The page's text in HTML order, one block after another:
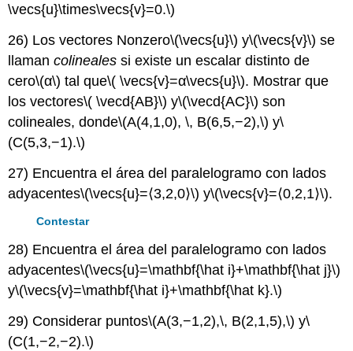
\vecs{u}\times\vecs{v}=0.\)
26) Los vectores Nonzero\(\vecs{u}\) y\(\vecs{v}\) se
llamancolineales si existe un escalar distinto de
cero\(α\) tal que\( \vecs{v}=α\vecs{u}\). Mostrar que
los vectores\( \vecd{AB}\) y\(\vecd{AC}\) son
colineales, donde\(A(4,1,0), \, B(6,5,−2),\) y\
(C(5,3,−1).\)
27) Encuentra el área del paralelogramo con lados
adyacentes\(\vecs{u}=⟨3,2,0⟩\) y\(\vecs{v}=⟨0,2,1⟩\).
Contestar
28) Encuentra el área del paralelogramo con lados
adyacentes\(\vecs{u}=\mathbf{\hat i}+\mathbf{\hat j}\)
y\(\vecs{v}=\mathbf{\hat i}+\mathbf{\hat k}.\)
29) Considerar puntos\(A(3,−1,2),\, B(2,1,5),\) y\
(C(1,−2,−2).\)